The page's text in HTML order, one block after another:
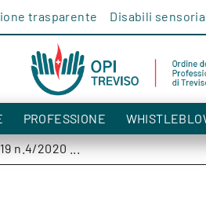
trasparente Disabili
PROFESSIONE
n.4/2020 ...